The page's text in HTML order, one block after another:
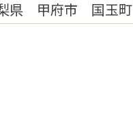
県 甲府市 国玉町